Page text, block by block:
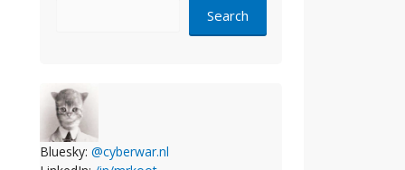
Search
Bluesky: @cyberwar.nl